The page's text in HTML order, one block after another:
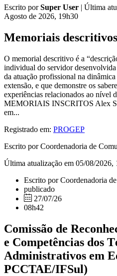
Escrito porSuper User | Última
Agosto de 2026, 19h30
Memoriais
O memorial descritivo é a
individual do servidor
da atuação profissional na
extensão, e que demonstre os
experiências relacionados ao nível
MEMORIAIS INSCRITOS Alex
em...
Registrado em: PROGEP
Escrito por Coordenadoria de
Última atualização em 05/08/2026,
Escrito por Coordenadoria
publicado
27/07/26
08h42
Comissão de
e Competências dos
Administrativos em
PCCTAE/IFSul)